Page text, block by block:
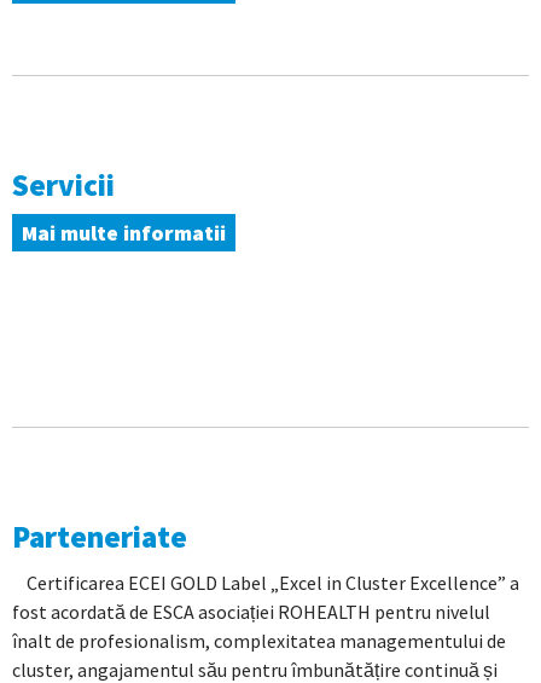
Servicii
Mai multe informatii
Parteneriate
Certificarea ECEI GOLD Label „Excel in Cluster Excellence” a
fost acordată de ESCA asociației ROHEALTH pentru nivelul
înalt de profesionalism, complexitatea managementului de
cluster, angajamentul său pentru îmbunătățire continuă și